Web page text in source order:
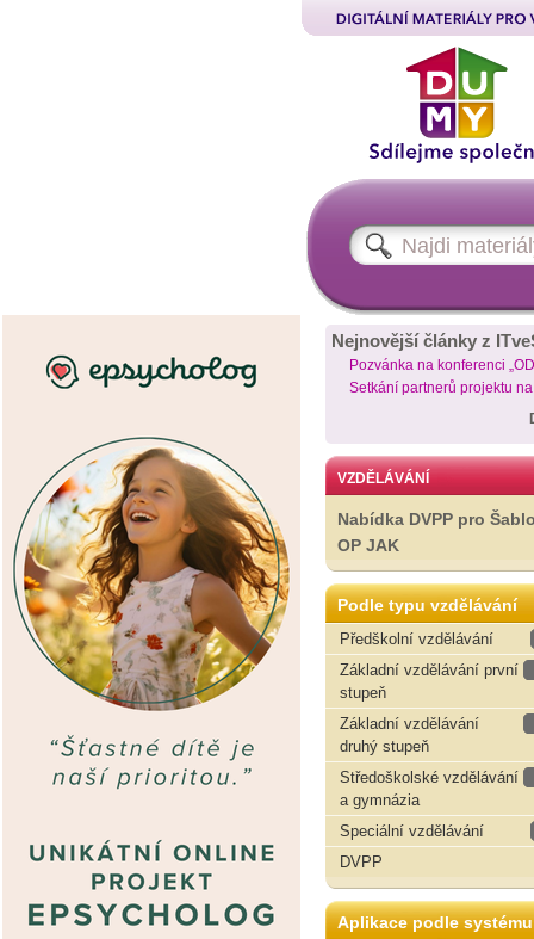
Nejnovější články z
Pozvánka na konferenci
Setkání partnerů projektu
VZDĚLÁVÁNÍ
Nabídka DVPP pro
OP JAK
Podle typu vzdělávání
Předškolní vzdělávání
Základní vzdělávání první
stupeň
Základní vzdělávání
druhý stupeň
Středoškolské vzdělávání
a gymnázia
Speciální vzdělávání
DVPP
Aplikace podle systému